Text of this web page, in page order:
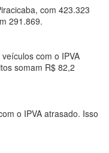
com 423.323
291.869.
com o IPVA
somam R$ 82,2
o IPVA atrasado. Isso